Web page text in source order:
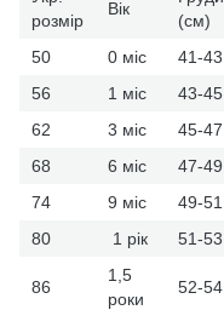
розмір
Вік
(см)
50 0 міс 41-43
56
1 міс 43-45
62
3 міс 45-47
68
6 міс 47-49
74
9 міс 49-51
80
1 рік 51-53
86
1,5
роки
52-54